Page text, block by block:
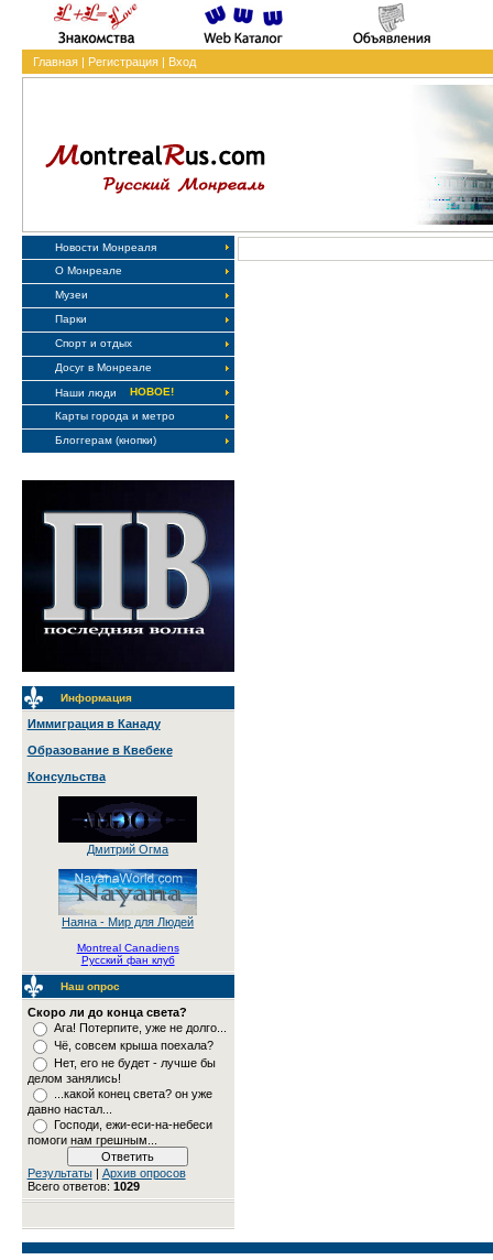
Главная| Регистрация| Вход
Новости Монреаля
О Монреале
Музеи
Парки
Спорт и отдых
Досуг в Монреале
Наши люди
НОВОЕ!
Карты города и метро
Блоггерам (кнопки)
Информация
Иммиграция в Канаду
Образование в Квебеке
Консульства
Дмитрий Огма
Наяна - Мир для Людей
Montreal Canadiens
Русский фан клуб
Наш опрос
Скоро ли до конца света?
Ага! Потерпите, уже не долго...
Чё, совсем крыша поехала?
Нет, его не будет - лучше бы
делом занялись!
...какой конец света? он уже
давно настал...
Господи, ежи-еси-на-небеси
помоги нам грешным...
Результаты| Архив опросов
Всего ответов: 1029